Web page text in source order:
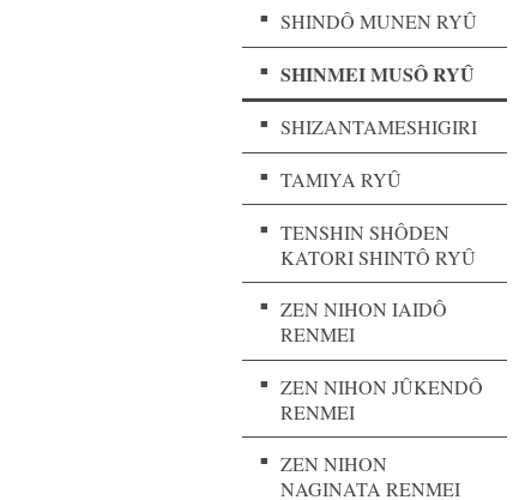
SHINDÔ MUNEN RYÛ
SHINMEI MUSÔ RYÛ
SHIZANTAMESHIGIRI
TAMIYA RYÛ
TENSHIN SHÔDEN
KATORI SHINTÔ RYÛ
ZEN NIHON IAIDÔ
RENMEI
ZEN NIHON JÛKENDÔ
RENMEI
ZEN NIHON
NAGINATA RENMEI